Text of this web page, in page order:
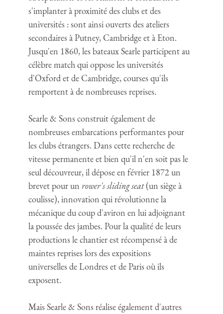
s'implanter à proximité des clubs et des
universités : sont ainsi ouverts des ateliers
secondaires à Putney, Cambridge et à Eton.
Jusqu'en 1860, les bateaux Searle participent au
célèbre match qui oppose les universités
d'Oxford et de Cambridge, courses qu'ils
remportent à de nombreuses reprises.
Searle & Sons construit également de
nombreuses embarcations performantes pour
les clubs étrangers. Dans cette recherche de
vitesse permanente et bien qu'il n'en soit pas le
seul découvreur, il dépose en février 1872 un
brevet pour un rower's sliding seat(un siège à
coulisse), innovation qui révolutionne la
mécanique du coup d'aviron en lui adjoignant
la poussée des jambes. Pour la qualité de leurs
productions le chantier est récompensé à de
maintes reprises lors des expositions
universelles de Londres et de Paris où ils
exposent.
Mais Searle & Sons réalise également d'autres